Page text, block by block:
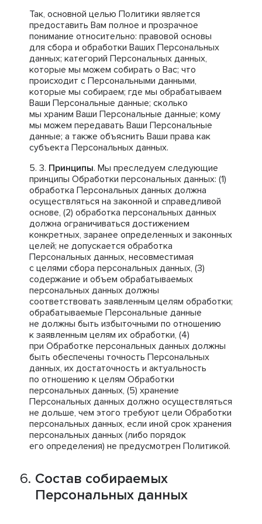
Так, основной целью Политики является
предоставить Вам полное и прозрачное
понимание относительно: правовой основы
для сбора и обработки Ваших Персональных
данных; категорий Персональных данных,
которые мы можем собирать о Вас; что
происходит с Персональными данными,
которые мы собираем; где мы обрабатываем
Ваши Персональные данные; сколько
мы храним Ваши Персональные данные; кому
мы можем передавать Ваши Персональные
данные; а также объяснить Ваши права как
субъекта Персональных данных.
Принципы. Мы преследуем следующие
принципы Обработки персональных данных: (1)
обработка Персональных данных должна
осуществляться на законной и справедливой
основе, (2) обработка персональных данных
должна ограничиваться достижением
конкретных, заранее определенных и законных
целей; не допускается обработка
Персональных данных, несовместимая
с целями сбора персональных данных, (3)
содержание и объем обрабатываемых
персональных данных должны
соответствовать заявленным целям обработки;
обрабатываемые Персональные данные
не должны быть избыточными по отношению
к заявленным целям их обработки, (4)
при Обработке персональных данных должны
быть обеспечены точность Персональных
данных, их достаточность и актуальность
по отношению к целям Обработки
персональных данных, (5) хранение
Персональных данных должно осуществляться
не дольше, чем этого требуют цели Обработки
персональных данных, если иной срок хранения
персональных данных (либо порядок
его определения) не предусмотрен Политикой.
Состав собираемых
Персональных данных